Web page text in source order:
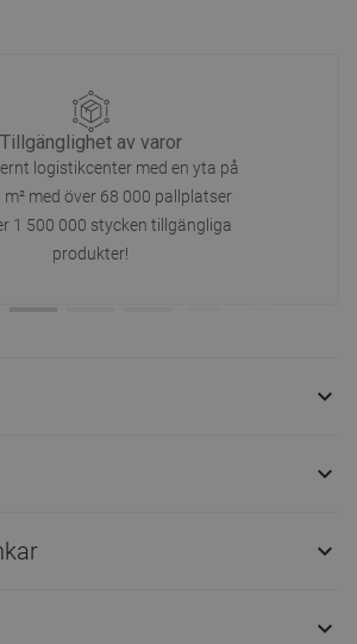
Tillgänglighet av varor
logistikcenter med en yta på
m² med över 68 000 pallplatser
1 500 000 stycken tillgängliga
produkter!



